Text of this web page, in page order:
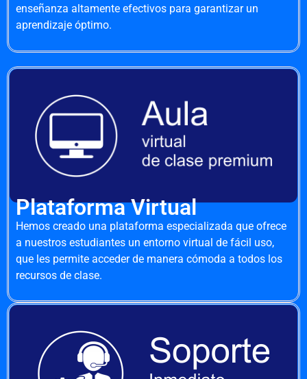
enseñanza altamente efectivos para garantizar un
aprendizaje óptimo.
Plataforma Virtual
Hemos creado una plataforma especializada que ofrece
a nuestros estudiantes un entorno virtual de fácil uso,
que les permite acceder de manera cómoda a todos los
recursos de clase.